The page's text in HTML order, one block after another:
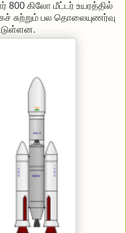
கிலோ மீட்டர் உயரத்தில்
சுற்றும் பல தொலையுணர்வு